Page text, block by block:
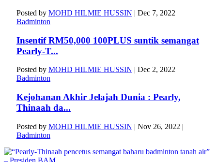
Posted by MOHD HILMIE HUSSIN | Dec 7, 2022 |
Badminton
Insentif RM50,000 100PLUS suntik semangat
Pearly-T...
Posted by MOHD HILMIE HUSSIN | Dec 2, 2022|
Badminton
Kejohanan Akhir Jelajah Dunia : Pearly,
Thinaah da...
Posted by MOHD HILMIE HUSSIN | Nov 26, 2022 |
Badminton